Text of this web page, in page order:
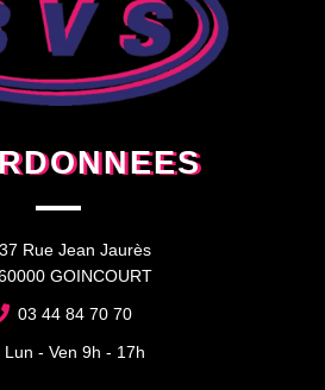
37 Rue Jean Jaurès
GOINCOURT
03 44 84 70 70
Lun - Ven 9h - 17h